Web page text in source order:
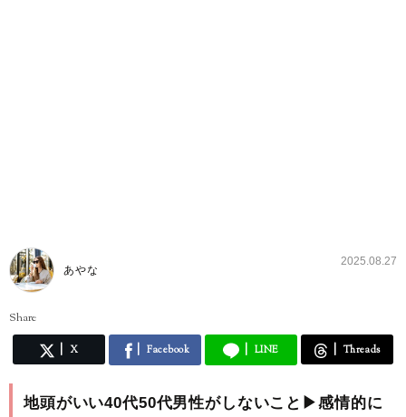
あやな
2025.08.27
Share
X Facebook LINE Threads
地頭がいい40代50代男性がしないこと▶︎感情的に